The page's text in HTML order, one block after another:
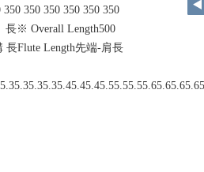
350 350 350 350 350
※ Overall Length500
長Flute Length先端-肩長